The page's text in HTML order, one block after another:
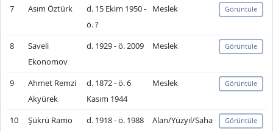
7 Asım Öztürk
d. 15 Ekim 1950 -
ö. ?
Meslek Görüntüle
8
Saveli
Ekonomov
d. 1929 - ö. 2009 Meslek Görüntüle
9
Ahmet Remzi
Akyürek
d. 1872 - ö. 6
Kasım 1944
Meslek Görüntüle
10 Şükrü Ramo d. 1918 - ö. 1988 Alan/Yüzyıl/Saha Görüntüle